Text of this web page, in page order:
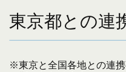
東京都との連
※東京と全国各地との連